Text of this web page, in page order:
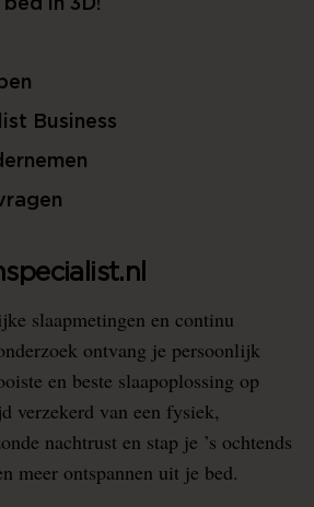
in 3D!
Business
slaapmetingen en continu
ontvang je persoonlijk
en beste slaapoplossing op
verzekerd van een fysiek,
nachtrust en stap je ’s ochtends
meer ontspannen uit je bed.